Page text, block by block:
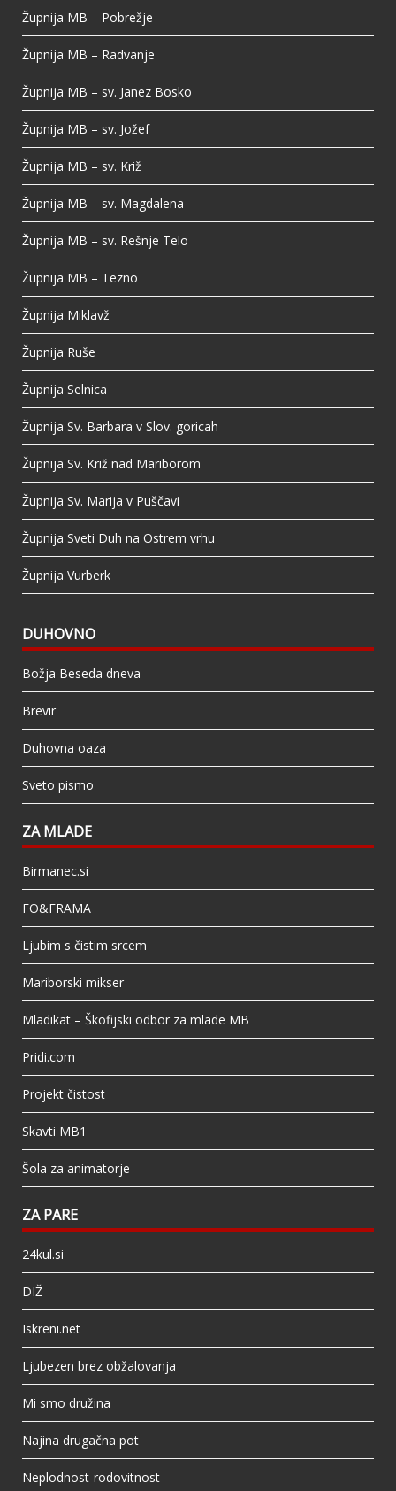
Župnija MB – Pobrežje
Župnija MB – Radvanje
Župnija MB – sv. Janez Bosko
Župnija MB – sv. Jožef
Župnija MB – sv. Križ
Župnija MB – sv. Magdalena
Župnija MB – sv. Rešnje Telo
Župnija MB – Tezno
Župnija Miklavž
Župnija Ruše
Župnija Selnica
Župnija Sv. Barbara v Slov. goricah
Župnija Sv. Križ nad Mariborom
Župnija Sv. Marija v Puščavi
Župnija Sveti Duh na Ostrem vrhu
Župnija Vurberk
DUHOVNO
Božja Beseda dneva
Brevir
Duhovna oaza
Sveto pismo
ZA MLADE
Birmanec.si
FO&FRAMA
Ljubim s čistim srcem
Mariborski mikser
Mladikat – Škofijski odbor za mlade MB
Pridi.com
Projekt čistost
Skavti MB1
Šola za animatorje
ZA PARE
24kul.si
DIŽ
Iskreni.net
Ljubezen brez obžalovanja
Mi smo družina
Najina drugačna pot
Neplodnost-rodovitnost